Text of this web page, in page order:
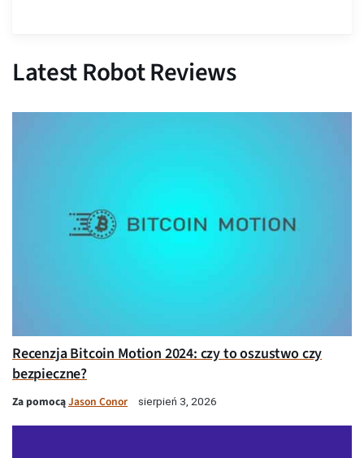
Latest Robot Reviews
Recenzja Bitcoin Motion 2024: czy to oszustwo czy
bezpieczne?
Za pomocąJason Conor sierpień 3, 2026